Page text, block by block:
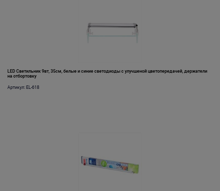
LED Светильник 9вт, 35см, белые и синие светодиоды с улучшеной цветопередачей, держатели
на отбортовку
Артикул: EL-618